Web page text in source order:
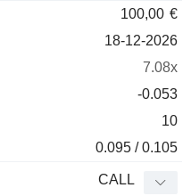
100,00 €
18-12-2026
7.08x
-0.053
10
0.095 / 0.105
CALL